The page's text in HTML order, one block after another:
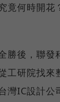
竟何時開花
勝後，聯發
工研院找來
灣IC設計公